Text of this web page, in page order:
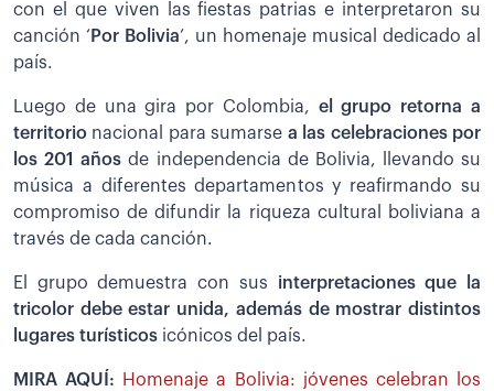
con el que viven las fiestas patrias e interpretaron su
canción ‘ Por Bolivia’, un homenaje musical dedicado al
país.
Luego de una gira por Colombia, el grupo retorna a
territorio nacional para sumarse a las celebraciones por
los 201 años de independencia de Bolivia, llevando su
música a diferentes departamentos y reafirmando su
compromiso de difundir la riqueza cultural boliviana a
través de cada canción.
El grupo demuestra con sus interpretaciones que la
tricolor debe estar unida, además de mostrar distintos
lugares turísticos icónicos del país.
MIRA AQUÍ:
Homenaje a Bolivia: jóvenes celebran los